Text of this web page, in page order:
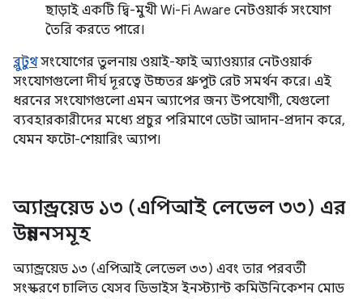
ছাড়াই একটি দ্বি-মুখী Wi-Fi Aware নেটওয়ার্ক সংযোগ
তৈরি করতে পারে।
ব্লুটুথসংযোগের তুলনায় ওয়াই-ফাই অ্যাওয়্যার নেটওয়ার্ক
সংযোগগুলো দীর্ঘ দূরত্বে উচ্চতর থ্রুপুট রেট সমর্থন করে। এই
ধরনের সংযোগগুলো এমন অ্যাপের জন্য উপযোগী, যেগুলো
ব্যবহারকারীদের মধ্যে প্রচুর পরিমাণে ডেটা আদান-প্রদান করে,
যেমন ফটো-শেয়ারিং অ্যাপ।
অ্যান্ড্রয়েড ১৩ (এপিআই লেভেল ৩৩) এর
উন্নয়নসমূহ
অ্যান্ড্রয়েড ১৩ (এপিআই লেভেল ৩৩) এবং তার পরবর্তী
সংস্করণে চালিত যেসব ডিভাইস ইনস্ট্যান্ট কমিউনিকেশন মোড